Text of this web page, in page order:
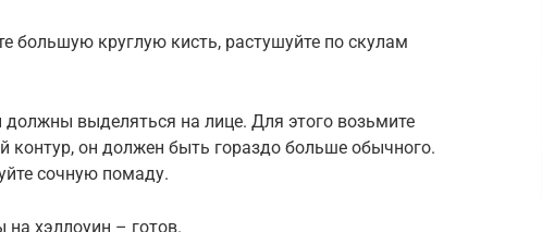
большую круглую кисть, растушуйте по скулам
выделяться на лице. Для этого возьмите
контур, он должен быть гораздо больше обычного.
сочную помаду.
на хэллоуин – готов.